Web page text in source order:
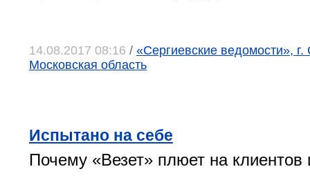
14.08.2017 08:16 / «Сергиевские ведомости»,
Московская область
Испытано на себе
Почему «Везет» плюет на клиентов